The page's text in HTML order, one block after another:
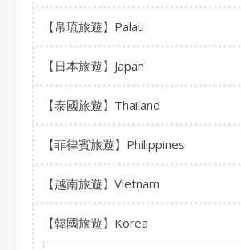
【帛琉旅遊】Palau
【日本旅遊】Japan
【泰國旅遊】Thailand
【菲律賓旅遊】Philippines
【越南旅遊】Vietnam
【韓國旅遊】Korea